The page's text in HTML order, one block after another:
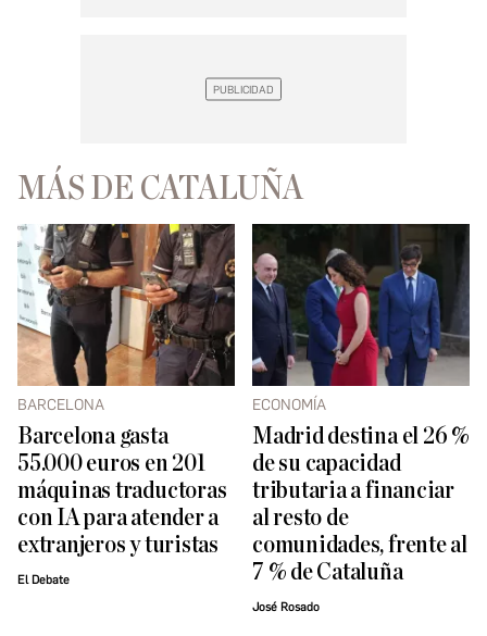
MÁS DE CATALUÑA
BARCELONA
Barcelona gasta
55.000 euros en 201
máquinas traductoras
con IA para atender a
extranjeros y turistas
El Debate
ECONOMÍA
Madrid destina el 26 %
de su capacidad
tributaria a financiar
al resto de
comunidades, frente al
7 % de Cataluña
José Rosado